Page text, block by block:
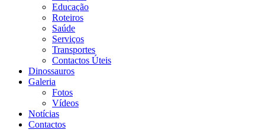
Educação
Roteiros
Saúde
Serviços
Transportes
Contactos Úteis
Dinossauros
Galeria
Fotos
Vídeos
Notícias
Contactos